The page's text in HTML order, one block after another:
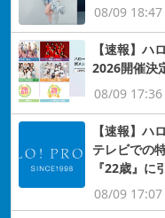
08/09 18:47
【速報】ハ
2026開催
08/09 17:36
【速報】ハ
テレビでの
『22歳』に
08/09 17:07